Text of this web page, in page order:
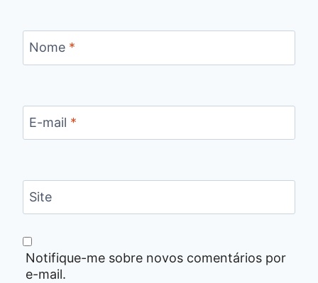
Nome *
E-mail *
Site
Notifique-me sobre novos comentários por
e-mail.